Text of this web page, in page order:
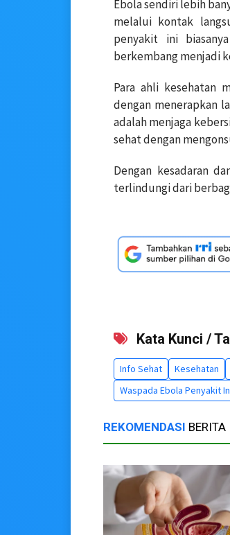
Ebola sendiri lebih
melalui kontak
penyakit ini
berkembang menjadi
Para ahli kesehatan
dengan menerapkan
adalah menjaga
sehat dengan
Dengan kesadaran
terlindungi dari
Kata Kunci /
Info Sehat Kesehatan
Waspada Ebola Penyakit
REKOMENDASI BERITA